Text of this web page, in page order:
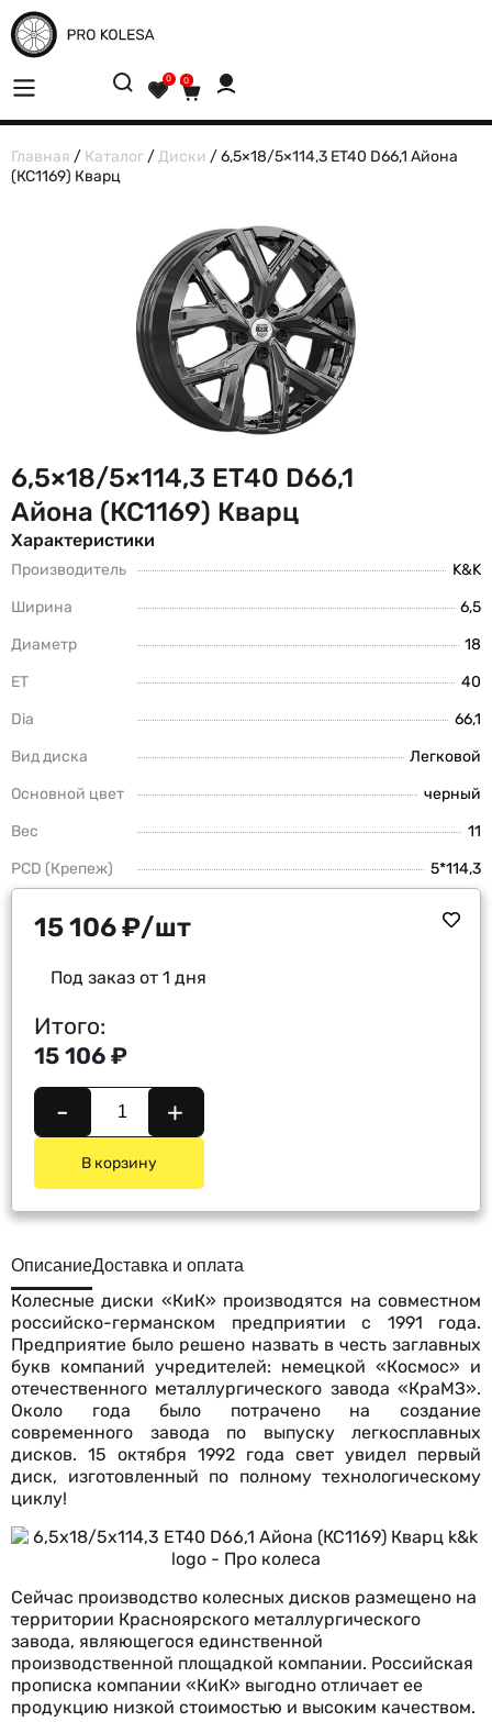
0 0
Главная / Каталог /Диски / 6,5×18/5×114,3 ET40 D66,1 Айона
(КС1169) Кварц
6,5×18/5×114,3 ET40 D66,1
Айона (КС1169) Кварц
Характеристики
Производитель
K&K
Ширина
6,5
Диаметр
18
ET
40
Dia
66,1
Вид диска
Легковой
Основной цвет
черный
Вес
11
PCD (Крепеж)
5*114,3
15 106₽/шт
Под заказ от 1 дня
Итого:
15 106 ₽
- +
В корзину
ОписаниеДоставка и оплата
Колесные диски «КиК» производятся на совместном
российско-германском предприятии с 1991 года.
Предприятие было решено назвать в честь заглавных
букв компаний учредителей: немецкой «Космос» и
отечественного металлургического завода «КраМЗ».
Около года было потрачено на создание
современного завода по выпуску легкосплавных
дисков. 15 октября 1992 года свет увидел первый
диск, изготовленный по полному технологическому
циклу!
Сейчас производство колесных дисков размещено на
территории Красноярского металлургического
завода, являющегося единственной
производственной площадкой компании. Российская
прописка компании «КиК» выгодно отличает ее
продукцию низкой стоимостью и высоким качеством.